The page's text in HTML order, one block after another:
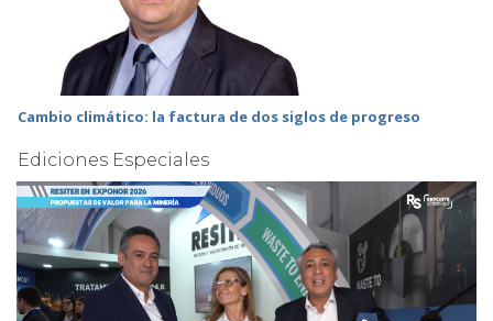
Cambio climático: la factura de dos siglos de progreso
Ediciones Especiales